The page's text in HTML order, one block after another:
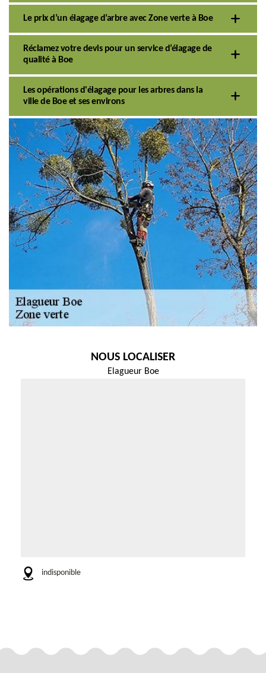
Le prix d’un élagage d’arbre avec Zone verte à Boe
Réclamez votre devis pour un service d’élagage de
qualité à Boe
Les opérations d'élagage pour les arbres dans la
ville de Boe et ses environs
NOUS LOCALISER
Elagueur Boe
indisponible